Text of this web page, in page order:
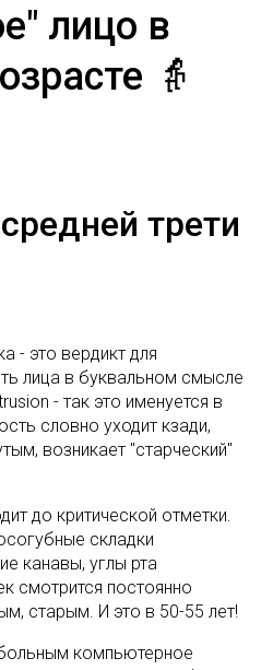
лицо в
👵
трети
- это вердикт для
лица в буквальном смысле
- так это именуется в
словно уходит кзади,
возникает "старческий"
до критической отметки.
складки
канавы, углы рта
смотрится постоянно
старым. И это в 50-55 лет!
компьютерное